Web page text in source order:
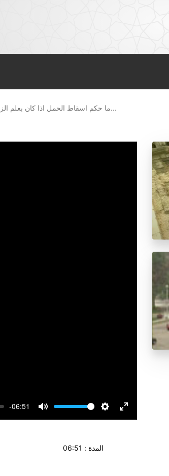
ما حكم اسقاط الحمل اذا كان بعلم الزوج او من دون عل...
-06:51
Volume
المدة : 06:51